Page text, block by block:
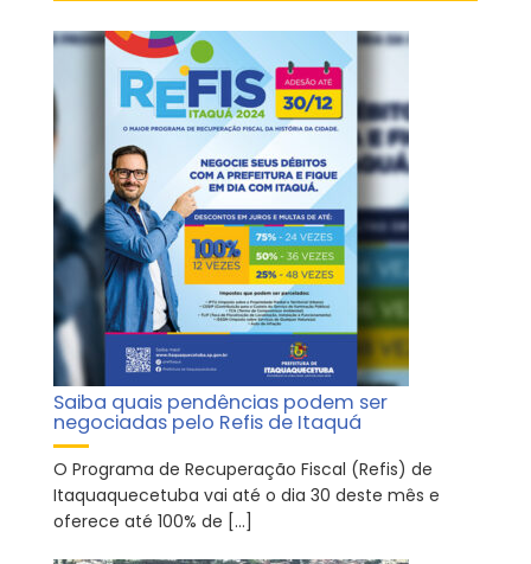
Saiba quais pendências podem ser
negociadas pelo Refis de Itaquá
O Programa de Recuperação Fiscal (Refis) de
Itaquaquecetuba vai até o dia 30 deste mês e
oferece até 100% de […]